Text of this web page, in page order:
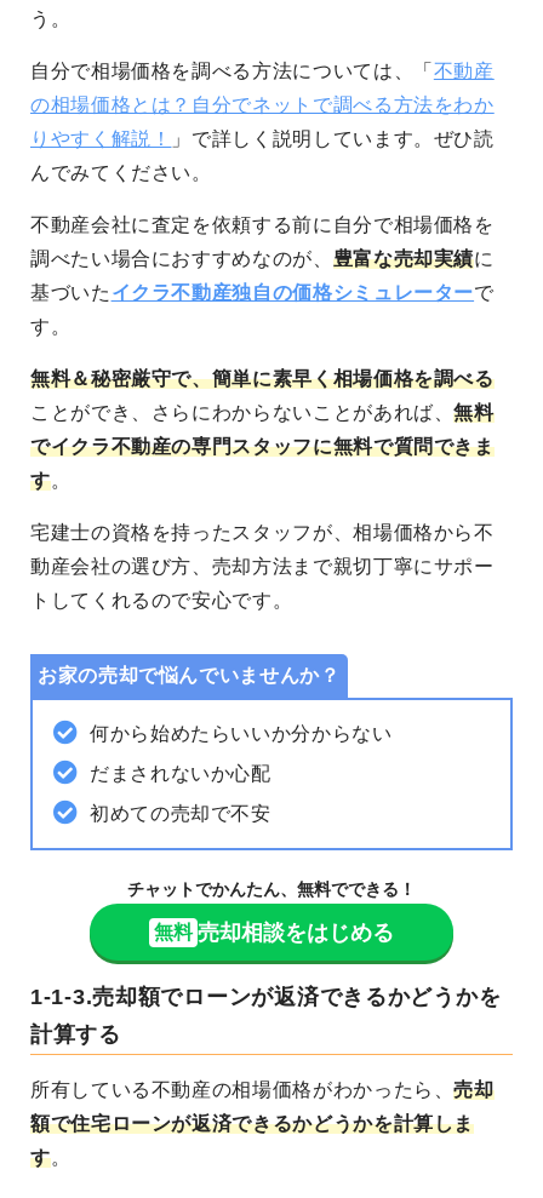
う。
自分で相場価格を調べる方法については、「 不動産
の相場価格とは？自分でネットで調べる方法をわか
りやすく解説！
」で詳しく説明しています。ぜひ読
んでみてください。
不動産会社に査定を依頼する前に自分で相場価格を
調べたい場合におすすめなのが、 豊富な売却実績に
基づいた イクラ不動産独自の価格シミュレーターで
す。
無料＆秘密厳守で、簡単に素早く相場価格を調べる
ことができ、さらにわからないことがあれば、無料
でイクラ不動産の専門スタッフに無料で質問できま
す。
宅建士の資格を持ったスタッフが、相場価格から不
動産会社の選び方、売却方法まで親切丁寧にサポー
トしてくれるので安心です。
お家の売却で悩んでいませんか？
何から始めたらいいか分からない
だまされないか心配
初めての売却で不安
チャットでかんたん、無料でできる！
無料 売却相談をはじめる
1-1-3.売却額でローンが返済できるかどうかを
計算する
所有している不動産の相場価格がわかったら、売却
額で住宅ローンが返済できるかどうかを計算しま
す。